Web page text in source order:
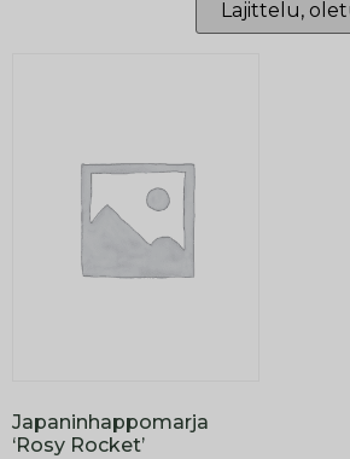
Japaninhappomarja
‘Rosy Rocket’